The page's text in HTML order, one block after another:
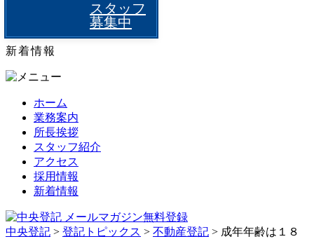
スタッフ
募集中
新着情報
ホーム
業務案内
所長挨拶
スタッフ紹介
アクセス
採用情報
新着情報
中央登記 > 登記トピックス > 不動産登記 > 成年年齢は１８